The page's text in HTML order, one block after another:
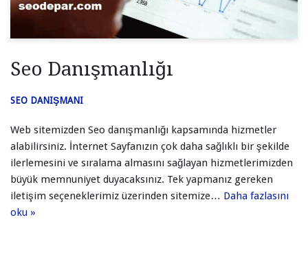
Seo Danışmanlığı
SEO DANIŞMANI
Web sitemizden Seo danışmanlığı kapsamında hizmetler
alabilirsiniz. İnternet Sayfanızın çok daha sağlıklı bir şekilde
ilerlemesini ve sıralama almasını sağlayan hizmetlerimizden
büyük memnuniyet duyacaksınız. Tek yapmanız gereken
iletişim seçeneklerimiz üzerinden sitemize… Daha fazlasını
oku »